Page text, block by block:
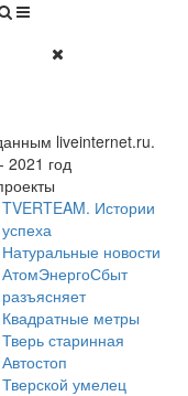
liveinternet.ru.
2021 год
TVERTEAM. Истории
успеха
Натуральные новости
АтомЭнергоСбыт
разъясняет
Квадратные метры
Тверь старинная
Автостоп
Тверской умелец